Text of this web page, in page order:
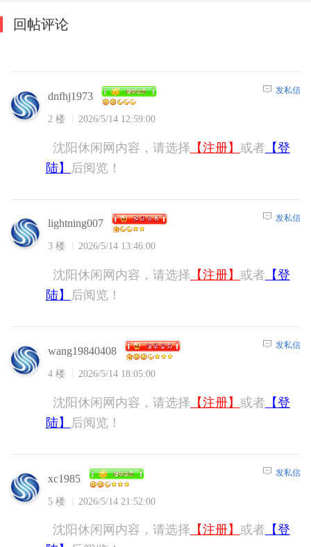
回帖评论
dnfhj1973
2 楼 2026/5/14 12:59:00
发私信
沈阳休闲网内容，请选择 【注册】 或者 【登
陆】
后阅览！
lightning007
3 楼 2026/5/14 13:46:00
发私信
沈阳休闲网内容，请选择 【注册】 或者 【登
陆】
后阅览！
wang19840408
4 楼 2026/5/14 18:05:00
发私信
沈阳休闲网内容，请选择 【注册】 或者 【登
陆】
后阅览！
xc1985
5 楼 2026/5/14 21:52:00
发私信
沈阳休闲网内容，请选择 【注册】 或者 【登